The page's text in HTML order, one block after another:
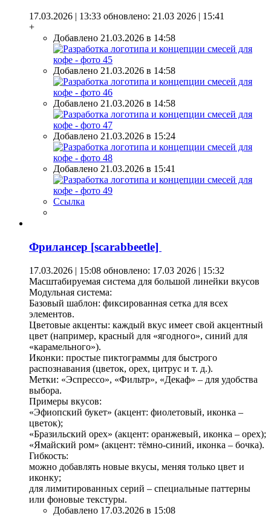
17.03.2026 | 13:33 обновлено: 21.03 2026 | 15:41
+
Добавлено 21.03.2026 в 14:58
Добавлено 21.03.2026 в 14:58
Добавлено 21.03.2026 в 14:58
Добавлено 21.03.2026 в 15:24
Добавлено 21.03.2026 в 15:41
Ссылка
Фрилансер [scarabbeetle]
17.03.2026 | 15:08 обновлено: 17.03 2026 | 15:32
Масштабируемая система для большой линейки вкусов
Модульная система:
Базовый шаблон: фиксированная сетка для всех
элементов.
Цветовые акценты: каждый вкус имеет свой акцентный
цвет (например, красный для «ягодного», синий для
«карамельного»).
Иконки: простые пиктограммы для быстрого
распознавания (цветок, орех, цитрус и т. д.).
Метки: «Эспрессо», «Фильтр», «Декаф» – для удобства
выбора.
Примеры вкусов:
«Эфиопский букет» (акцент: фиолетовый, иконка –
цветок);
«Бразильский орех» (акцент: оранжевый, иконка – орех);
«Ямайский ром» (акцент: тёмно-синий, иконка – бочка).
Гибкость:
можно добавлять новые вкусы, меняя только цвет и
иконку;
для лимитированных серий – специальные паттерны
или фоновые текстуры.
Добавлено 17.03.2026 в 15:08